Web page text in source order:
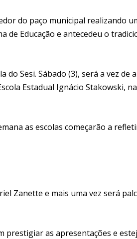
do paço municipal realizando
Educação e antecedeu o
do Sesi. Sábado (3), será a vez
Estadual Ignácio Stakowski,
as escolas começarão a
Zanette e mais uma vez será
prestigiar as apresentações e